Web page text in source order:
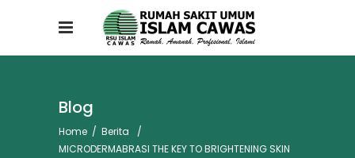
Blog
Home / Berita
/
MICRODERMABRASI THE KEY TO BRIGHTENING SKIN